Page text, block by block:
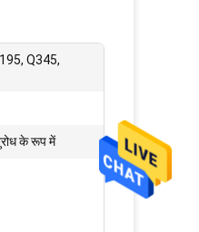
Q345,
के रूप में